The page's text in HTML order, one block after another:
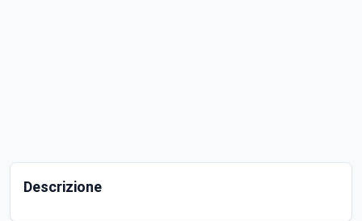
Descrizione